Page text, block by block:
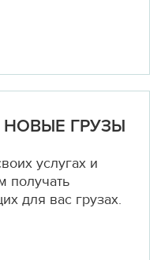
ГРУЗЫ
услугах и
получать
для вас грузах.